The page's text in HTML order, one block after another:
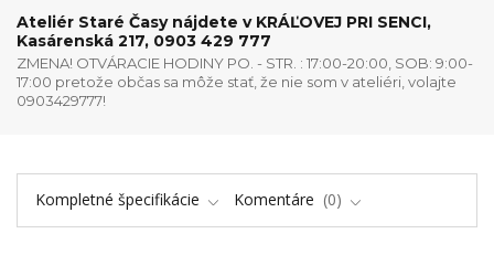
Ateliér Staré Časy nájdete v KRÁĽOVEJ PRI SENCI,
Kasárenská 217, 0903 429 777
ZMENA! OTVÁRACIE HODINY PO. - STR. : 17:00-20:00, SOB: 9:00-
17:00 pretože občas sa môže stať, že nie som v ateliéri, volajte
0903429777!
Kompletné špecifikácie Komentáre 0